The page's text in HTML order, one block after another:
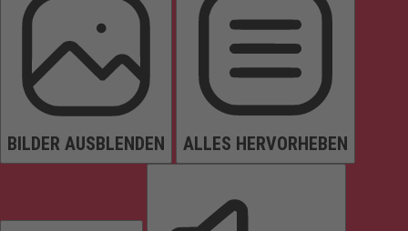
BILDER AUSBLENDEN ALLES HERVORHEBEN